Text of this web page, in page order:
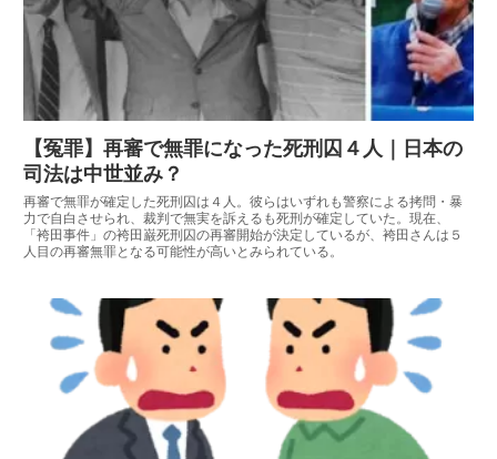
【冤罪】再審で無罪になった死刑囚４人｜日本の
司法は中世並み？
再審で無罪が確定した死刑囚は４人。彼らはいずれも警察による拷問・暴
力で自白させられ、裁判で無実を訴えるも死刑が確定していた。現在、
「袴田事件」の袴田巌死刑囚の再審開始が決定しているが、袴田さんは５
人目の再審無罪となる可能性が高いとみられている。